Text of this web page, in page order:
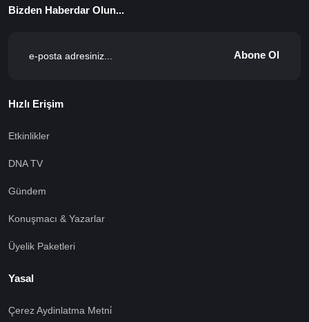
Bizden Haberdar Olun...
Abone Ol
Hızlı Erişim
Etkinlikler
DNA TV
Gündem
Konuşmacı & Yazarlar
Üyelik Paketleri
Yasal
Çerez Aydinlatma Metni̇